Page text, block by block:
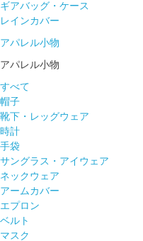
ギアバッグ・ケース
レインカバー
アパレル小物
アパレル小物
すべて
帽子
靴下・レッグウェア
時計
手袋
サングラス・アイウェア
ネックウェア
アームカバー
エプロン
ベルト
マスク